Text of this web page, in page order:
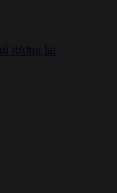
tương lai